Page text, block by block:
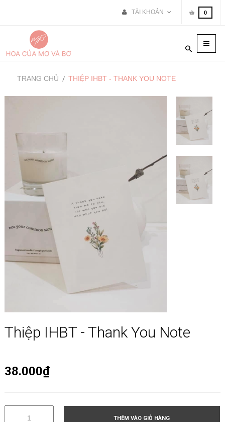
0
TÀI KHOẢN
Toggle
TRANG CHỦ THIỆP IHBT - THANK YOU NOTE
Thiệp IHBT - Thank You Note
38.000₫
THÊM VÀO GIỎ HÀNG